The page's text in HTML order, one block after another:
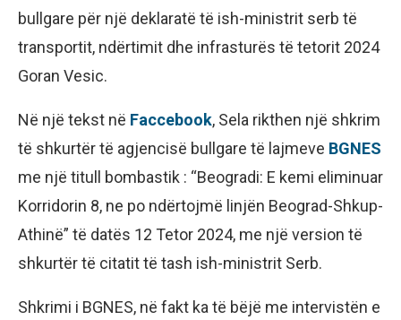
bullgare për një deklaratë të ish-ministrit serb të
transportit, ndërtimit dhe infrasturës të tetorit 2024
Goran Vesic.
Në një tekst në Faccebook, Sela rikthen një shkrim
të shkurtër të agjencisë bullgare të lajmeve BGNES
me një titull bombastik : “Beogradi: E kemi eliminuar
Korridorin 8, ne po ndërtojmë linjën Beograd-Shkup-
Athinë” të datës 12 Tetor 2024, me një version të
shkurtër të citatit të tash ish-ministrit Serb.
Shkrimi i BGNES, në fakt ka të bëjë me intervistën e